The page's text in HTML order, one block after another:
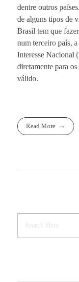
dentre outros
de alguns tipos de
Brasil tem que
num terceiro país,
Interesse Nacional
diretamente para
válido.
Read More